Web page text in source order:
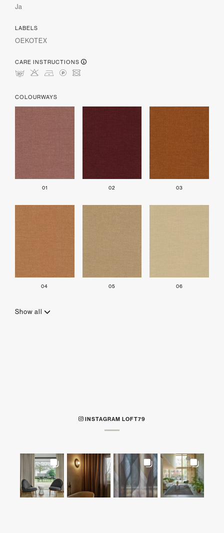
Ja
LABELS
OEKOTEX
CARE INSTRUCTIONS
mHDLU
COLOURWAYS
01 02 03
04 05 06
Show all
INSTAGRAM LOFT79